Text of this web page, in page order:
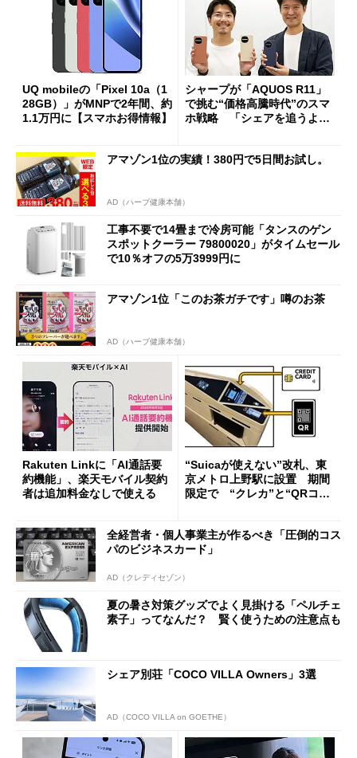
UQ mobileの「Pixel 10a（1
28GB）」がMNPで2年間、約
1.1万円に【スマホお得情報】
シャープが「AQUOS R11」
で挑む“価格高騰時代”のスマ
ホ戦略 「シェアを追うより
アマゾン1位の実績！380円で5日間お試し。
AD（ハーブ健康本舗）
工事不要で14畳まで冷房可能「タンスのゲン
スポットクーラー 79800020」がタイムセール
で10％オフの5万3999円に
アマゾン1位「このお茶ガチです」噂のお茶
AD（ハーブ健康本舗）
Rakuten Linkに「AI通話要
約機能」、楽天モバイル契約
者は追加料金なしで使える
“Suicaが使えない”改札、東
京メトロ上野駅に設置 期間
限定で “クレカ”と“QRコー
全経営者・個人事業主が作るべき「圧倒的コス
パのビジネスカード」
AD（クレディセゾン）
夏の暑さ対策グッズでよく見掛ける「ペルチェ
素子」ってなんだ？ 賢く使うための注意点も
シェア別荘「COCO VILLA Owners」3選
AD（COCO VILLA on GOETHE）